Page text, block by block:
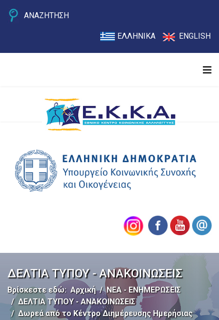
ΑΝΑΖΗΤΗΣΗ
ΕΛΛΗΝΙΚΑ ENGLISH
ΔΕΛΤΙΑ ΤΥΠΟΥ - ΑΝΑΚΟΙΝΩΣΕΙΣ
Βρίσκεστε εδώ: Αρχική
ΝΕΑ - ΕΝΗΜΕΡΩΣΕΙΣ
ΔΕΛΤΙΑ ΤΥΠΟΥ - ΑΝΑΚΟΙΝΩΣΕΙΣ
Δωρεά από το Κέντρο Διημέρευσης Ημερήσιας